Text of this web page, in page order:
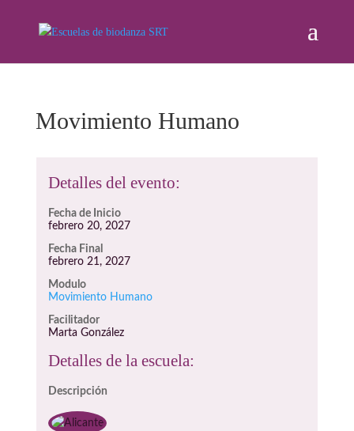
Movimiento Humano
Detalles del evento:
Fecha de Inicio
febrero 20, 2027
Fecha Final
febrero 21, 2027
Modulo
Movimiento Humano
Facilitador
Marta González
Detalles de la escuela:
Descripción